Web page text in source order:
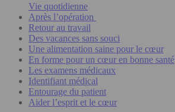
Vie quotidienne
Après l’opération
Retour au travail
Des vacances sans souci
Une alimentation saine pour le cœur
En forme pour un cœur en bonne santé
Les examens médicaux
Identifiant médical
Entourage du patient
Aider l’esprit et le cœur